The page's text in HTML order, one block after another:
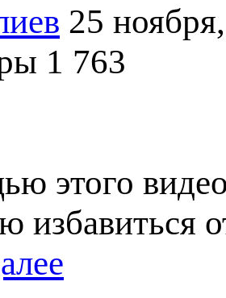
25
1 763
этого
избавиться